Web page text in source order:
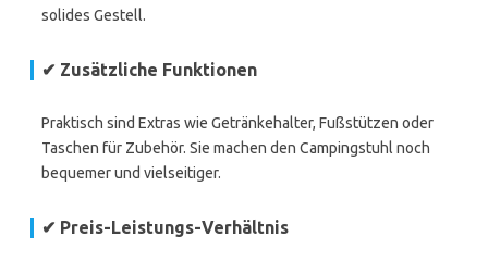
solides Gestell.
✔ Zusätzliche Funktionen
Praktisch sind Extras wie Getränkehalter, Fußstützen oder
Taschen für Zubehör. Sie machen den Campingstuhl noch
bequemer und vielseitiger.
✔ Preis-Leistungs-Verhältnis